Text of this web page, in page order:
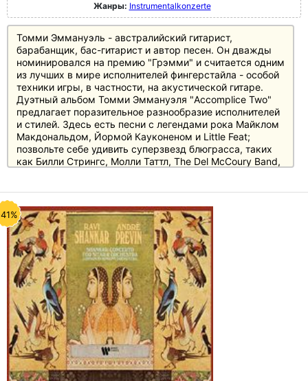
Жанры: Instrumentalkonzerte
Томми Эммануэль - австралийский гитарист,
барабанщик, бас-гитарист и автор песен. Он дважды
номинировался на премию "Грэмми" и считается одним
из лучших в мире исполнителей фингерстайла - особой
техники игры, в частности, на акустической гитаре.
Дуэтный альбом Томми Эммануэля "Accomplice Two"
предлагает поразительное разнообразие исполнителей
и стилей. Здесь есть песни с легендами рока Майклом
Макдональдом, Йормой Кауконеном и Little Feat;
позвольте себе удивить суперзвезд блюграсса, таких
как Билли Стрингс, Молли Таттл, The Del McCoury Band,
гитарные тяжеловесы Ясмин Уильямс, Ларри Кэмпбелл
и Ричард Смит.